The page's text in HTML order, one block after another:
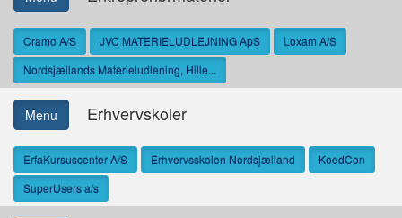
Cramo A/S JVC MATERIELUDLEJNING ApS
Loxam A/S
Nordsjællands Materieludlening, Hille...
Menu Erhvervskoler
ErfaKursuscenter A/S Erhvervsskolen Nordsjælland
KoedCon
SuperUsers a/s